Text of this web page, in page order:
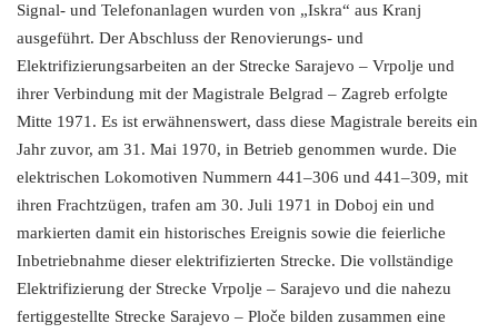
Signal- und Telefonanlagen wurden von „Iskra“ aus Kranj
ausgeführt. Der Abschluss der Renovierungs- und
Elektrifizierungsarbeiten an der Strecke Sarajevo – Vrpolje und
ihrer Verbindung mit der Magistrale Belgrad – Zagreb erfolgte
Mitte 1971. Es ist erwähnenswert, dass diese Magistrale bereits ein
Jahr zuvor, am 31. Mai 1970, in Betrieb genommen wurde. Die
elektrischen Lokomotiven Nummern 441–306 und 441–309, mit
ihren Frachtzügen, trafen am 30. Juli 1971 in Doboj ein und
markierten damit ein historisches Ereignis sowie die feierliche
Inbetriebnahme dieser elektrifizierten Strecke. Die vollständige
Elektrifizierung der Strecke Vrpolje – Sarajevo und die nahezu
fertiggestellte Strecke Sarajevo – Ploče bilden zusammen eine